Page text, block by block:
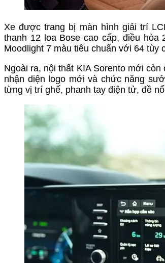
Xe được trang bị màn hình giải trí
thanh 12 loa Bose cao cấp, điều
Moodlight 7 màu tiêu chuẩn với 64 tùy
Ngoài ra, nội thất KIA Sorento mới
nhận diện logo mới và chức năng
từng vị trí ghế, phanh tay điện tử, đề